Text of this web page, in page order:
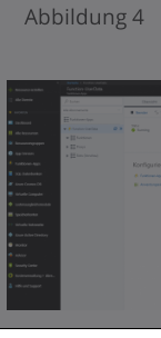
Abbildung 4